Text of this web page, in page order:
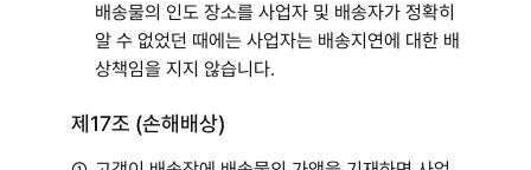
배송물의 인도 장소를 사업자 및 배송자가 정확히
알 수 없었던 때에는 사업자는 배송지연에 대한 배
상책임을 지지 않습니다.
제17조 (손해배상)